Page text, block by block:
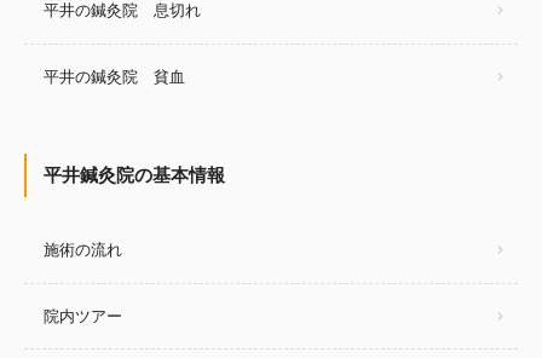
平井の鍼灸院 息切れ
平井の鍼灸院 貧血
平井鍼灸院の基本情報
施術の流れ
院内ツアー